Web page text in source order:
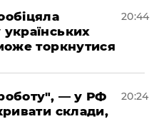
торкнутися
20:44
— у РФ
склади,
20:24